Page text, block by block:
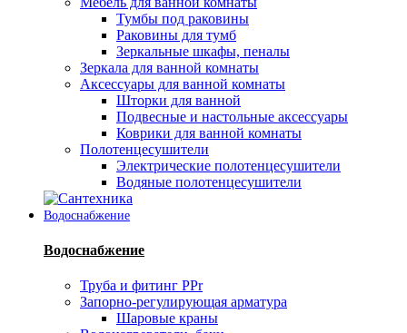
Тумбы под раковины
Раковины для тумб
Зеркальные шкафы, пеналы
Зеркала для ванной комнаты
Аксессуары для ванной комнаты
Шторки для ванной
Подвесные и настольные аксессуары
Коврики для ванной комнаты
Полотенцесушители
Электрические полотенцесушители
Водяные полотенцесушители
Водоснабжение
Водоснабжение
Труба и фитинг PPr
Запорно-регулирующая арматура
Шаровые краны